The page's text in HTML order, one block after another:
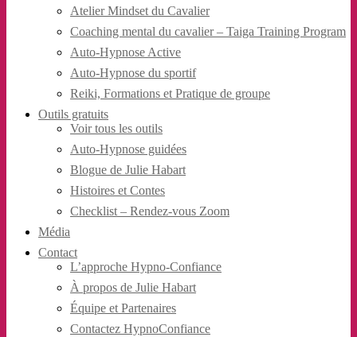
Atelier Mindset du Cavalier
Coaching mental du cavalier – Taiga Training Program
Auto-Hypnose Active
Auto-Hypnose du sportif
Reiki, Formations et Pratique de groupe
Outils gratuits
Voir tous les outils
Auto-Hypnose guidées
Blogue de Julie Habart
Histoires et Contes
Checklist – Rendez-vous Zoom
Média
Contact
L’approche Hypno-Confiance
À propos de Julie Habart
Équipe et Partenaires
Contactez HypnoConfiance